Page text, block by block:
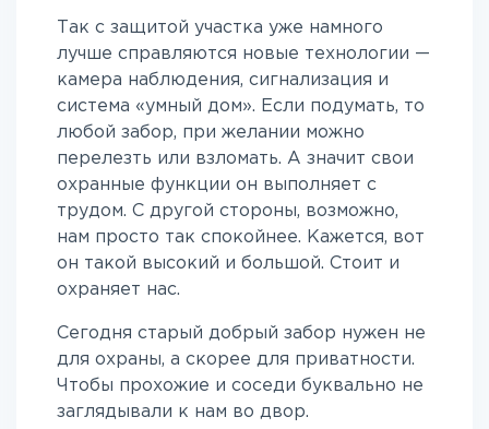
Так с защитой участка уже намного
лучше справляются новые технологии —
камера наблюдения, сигнализация и
система «умный дом». Если подумать, то
любой забор, при желании можно
перелезть или взломать. А значит свои
охранные функции он выполняет с
трудом. С другой стороны, возможно,
нам просто так спокойнее. Кажется, вот
он такой высокий и большой. Стоит и
охраняет нас.
Сегодня старый добрый забор нужен не
для охраны, а скорее для приватности.
Чтобы прохожие и соседи буквально не
заглядывали к нам во двор.